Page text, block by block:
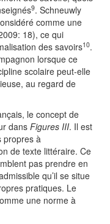
9. Schneuwly
comme une
18), ce qui
des savoirs10.
lorsque ce
scolaire peut-elle
au regard de
le concept de
dansFigures III. Il est
propres à
de texte littéraire. Ce
pas prendre en
qu’il se situe
pratiques. Le
une norme à